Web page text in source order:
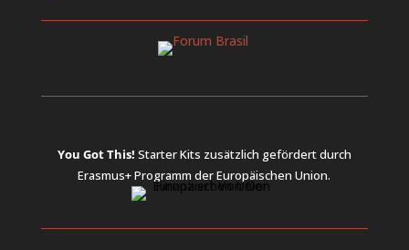
You Got This! Starter Kits zusätzlich gefördert durch
Erasmus+ Programm der Europäischen Union.